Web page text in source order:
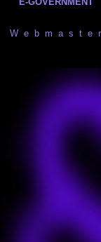
W e b m a s t e r